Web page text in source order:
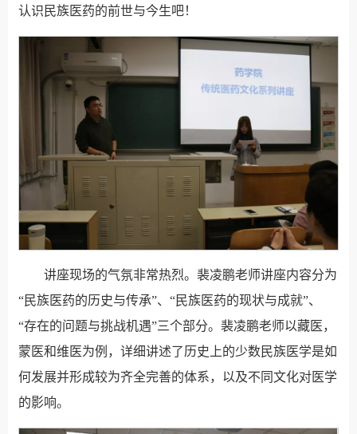
认识民族医药的前世与今生吧！
讲座现场的气氛非常热烈。裴凌鹏老师讲座内容分为
“民族医药的历史与传承”、“民族医药的现状与成就”、
“存在的问题与挑战机遇”三个部分。裴凌鹏老师以藏医，
蒙医和维医为例，详细讲述了历史上的少数民族医学是如
何发展并形成较为齐全完善的体系，以及不同文化对医学
的影响。